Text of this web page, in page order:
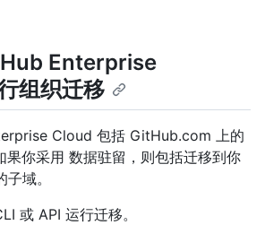
Enterprise
组织迁移
Cloud 包括 GitHub.com 上的
果你采用 数据驻留，则包括迁移到你
域。
或 API 运行迁移。